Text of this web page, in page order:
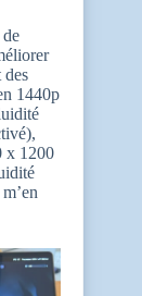
des
1440p
x 1200